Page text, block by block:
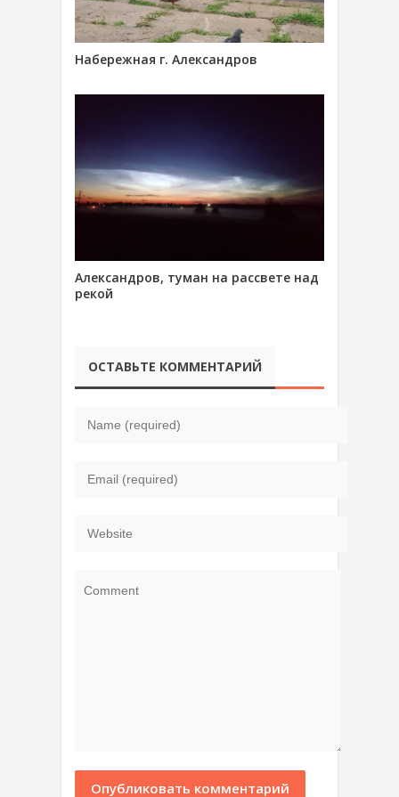
Набережная г. Александров
Александров, туман на рассвете над
рекой
ОСТАВЬТЕ КОММЕНТАРИЙ